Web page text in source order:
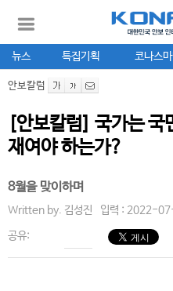
뉴스 특집기획 코나스
안보칼럼
[안보칼럼] 국가는 국
재여야 하는가?
8월을 맞이하며
Written by. 김성진 입력 : 2022-
공유: